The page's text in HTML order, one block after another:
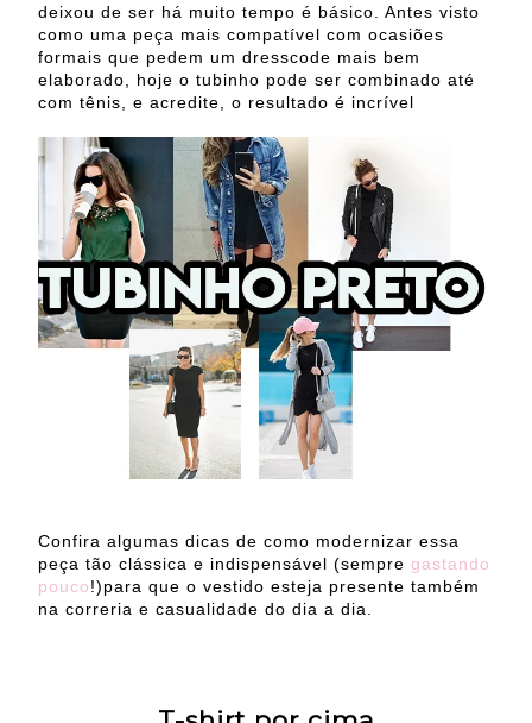
deixou de ser há muito tempo é básico. Antes visto
como uma peça mais compatível com ocasiões
formais que pedem um dresscode mais bem
elaborado, hoje o tubinho pode ser combinado até
com tênis, e acredite, o resultado é incrível
Confira algumas dicas de como modernizar essa
peça tão clássica e indispensável (sempre gastando
pouco!)para que o vestido esteja presente também
na correria e casualidade do dia a dia.